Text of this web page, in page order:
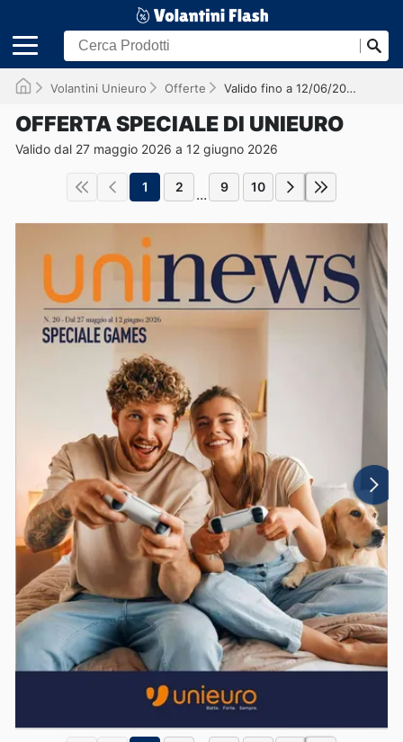
Volantini Unieuro Offerte Valido fino a 12/06/2026
OFFERTA SPECIALE DI UNIEURO
Valido dal 27 maggio 2026 a 12 giugno 2026
1 2 ... 9 10